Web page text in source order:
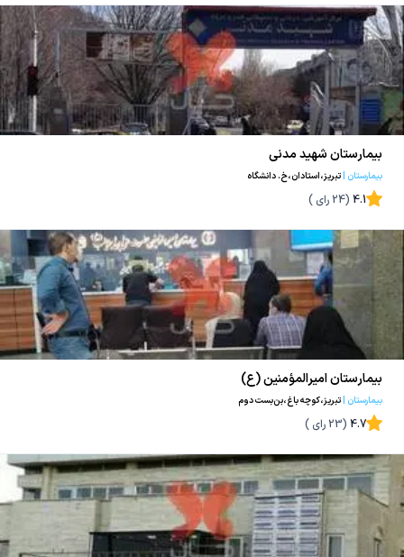
بیمارستان شهید مدنی
بیمارستان |تبریز،استادان،خ. دانشگاه
4.1
(
24رای )
بیمارستان امیرالمؤمنین (ع)
بیمارستان |تبریز،کوچه باغ،بن‌بست دوم
4.7
(
23رای )